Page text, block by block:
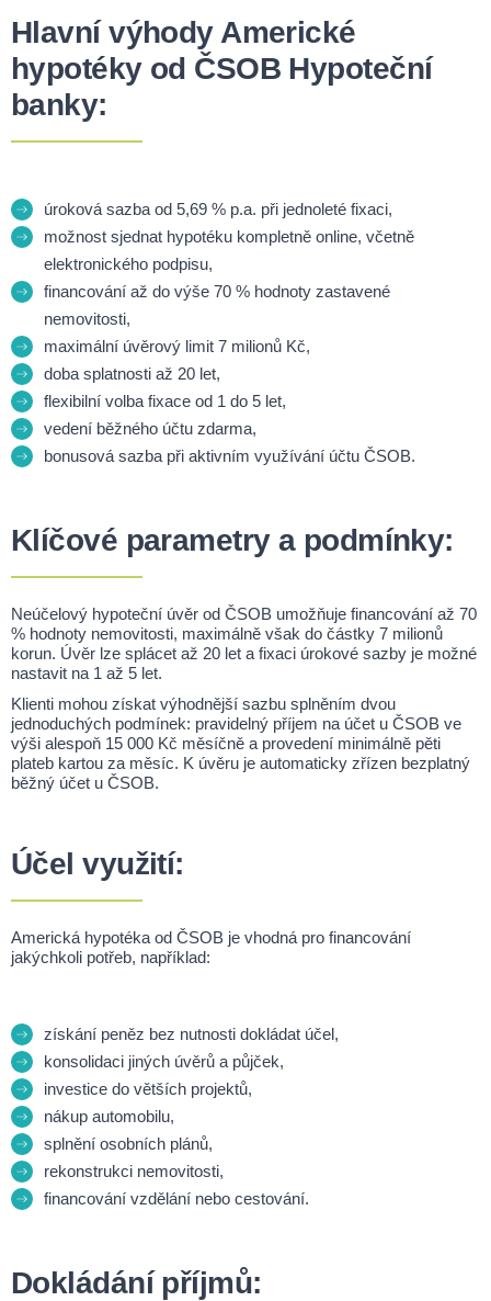
Hlavní výhody Americké
hypotéky od ČSOB Hypoteční
banky:
úroková sazba od 5,69 % p.a. při jednoleté fixaci,
možnost sjednat hypotéku kompletně online, včetně
elektronického podpisu,
financování až do výše 70 % hodnoty zastavené
nemovitosti,
maximální úvěrový limit 7 milionů Kč,
doba splatnosti až 20 let,
flexibilní volba fixace od 1 do 5 let,
vedení běžného účtu zdarma,
bonusová sazba při aktivním využívání účtu ČSOB.
Klíčové parametry a podmínky:
Neúčelový hypoteční úvěr od ČSOB umožňuje financování až 70
% hodnoty nemovitosti, maximálně však do částky 7 milionů
korun. Úvěr lze splácet až 20 let a fixaci úrokové sazby je možné
nastavit na 1 až 5 let.
Klienti mohou získat výhodnější sazbu splněním dvou
jednoduchých podmínek: pravidelný příjem na účet u ČSOB ve
výši alespoň 15 000 Kč měsíčně a provedení minimálně pěti
plateb kartou za měsíc. K úvěru je automaticky zřízen bezplatný
běžný účet u ČSOB.
Účel využití:
Americká hypotéka od ČSOB je vhodná pro financování
jakýchkoli potřeb, například:
získání peněz bez nutnosti dokládat účel,
konsolidaci jiných úvěrů a půjček,
investice do větších projektů,
nákup automobilu,
splnění osobních plánů,
rekonstrukci nemovitosti,
financování vzdělání nebo cestování.
Dokládání příjmů: